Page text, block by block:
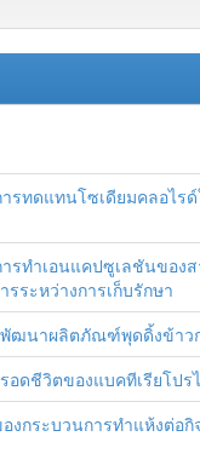
รทดแทนโซเดียมคลอไร
ทำเอนแคปซูเลชันของส
ระหว่างการเก็บรักษา
ฒนาผลิตภัณฑ์พุดดิ้งข้าวก
ดชีวิตของแบคทีเรียโปร
งกระบวนการทำแห้งต่อ